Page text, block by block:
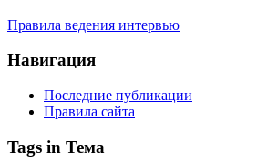
Правила ведения интервью
Навигация
Последние публикации
Правила сайта
Tags in Тема